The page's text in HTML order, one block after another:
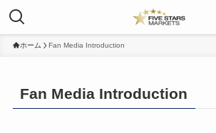
ホーム Fan Media Introduction
Fan Media Introduction